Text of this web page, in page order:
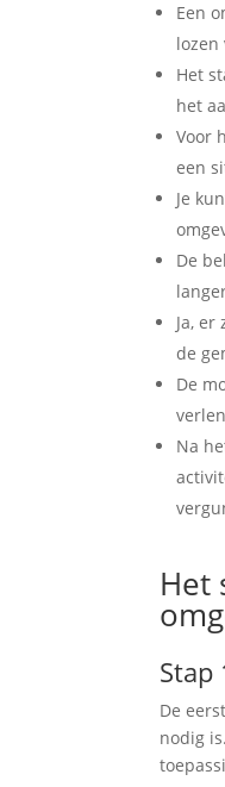
Een
lozen
Het
het
Voor
een
Je
De
Ja,
de
De
Na
Het
Stap
De
nodig